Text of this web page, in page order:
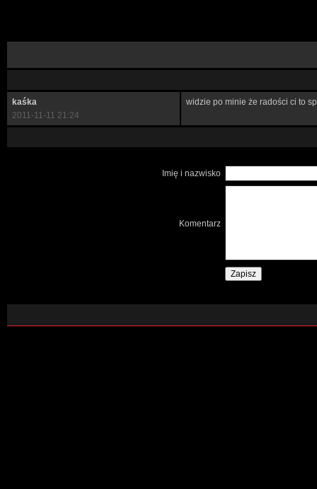
kaśka
2011-11-11 21:24
widzie po minie że radości ci to
Imię i nazwisko
Komentarz